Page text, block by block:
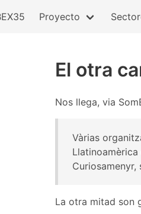
Proyecto
El otra
Nos llega, via
Vàrias
La otra mitad son